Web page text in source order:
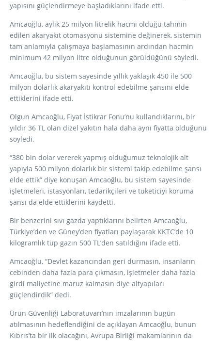
yapısını güçlendirmeye başladıklarını ifade etti.
Amcaoğlu, aylık 25 milyon litrelik hacmi olduğu tahmin
edilen akaryakıt otomasyonu sistemine değinerek, sistemin
tam anlamıyla çalışmaya başlamasının ardından hacmin
minimum 42 milyon litre olduğunun görüldüğünü söyledi.
Amcaoğlu, bu sistem sayesinde yıllık yaklaşık 450 ile 500
milyon dolarlık akaryakıtı kontrol edebilme şansını elde
ettiklerini ifade etti.
Olgun Amcaoğlu, Fiyat İstikrar Fonu’nu kullandıklarını, bir
yıldır 36 TL olan dizel yakıtın hala daha aynı fiyatta olduğunu
söyledi.
“380 bin dolar vererek yapmış olduğumuz teknolojik alt
yapıyla 500 milyon dolarlık bir sistemi takip edebilme şansı
elde ettik” diye konuşan Amcaoğlu, bu sistem sayesinde
işletmeleri, istasyonları, tedarikçileri ve tüketiciyi koruma
şansı da elde ettiklerini kaydetti.
Bir benzerini sıvı gazda yaptıklarını belirten Amcaoğlu,
Türkiye’den ve Güney’den fiyatları paylaşarak KKTC’de 10
kilogramlık tüp gazın 500 TL’den satıldığını ifade etti.
Amcaoğlu, “Devlet kazancından geri durmasın, insanların
cebinden daha fazla para çıkmasın, işletmeler daha fazla
girdi maliyetine maruz kalmasın diye altyapıları
güçlendirdik” dedi.
Ürün Güvenliği Laboratuvarı’nın imzalarının bugün
atılmasının hedeflendiğini de açıklayan Amcaoğlu, bunun
Kıbrıs’ta bir ilk olacağını, Avrupa Birliği makamlarının da